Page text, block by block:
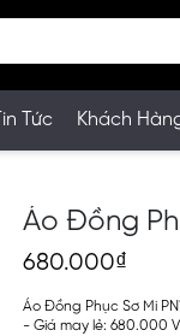
Tin Tức Khách
Áo Đồng
680.000₫
Áo Đồng Phục Sơ Mi
- Giá may lẻ: 680.000